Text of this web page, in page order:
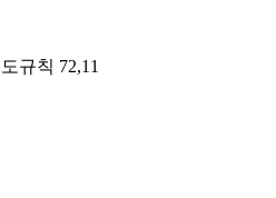
규칙 72,11